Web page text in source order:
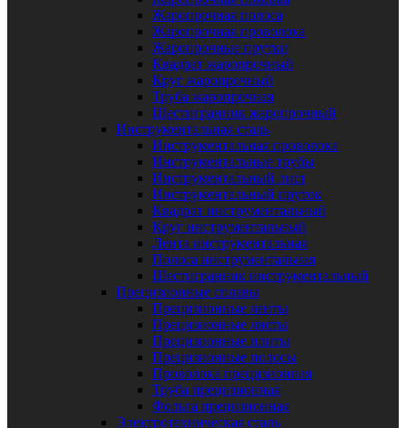
Жаропрочная полоса
Жаропрочная проволока
Жаропрочные прутки
Квадрат жаропрочный
Круг жаропрочный
Труба жаропрочная
Шестигранник жаропрочный
Инструментальная сталь
Инструментальная проволока
Инструментальные трубы
Инструментальный лист
Инструментальный пруток
Квадрат инструментальный
Круг инструментальный
Лента инструментальная
Полоса инструментальная
Шестигранник инструментальный
Прецизионные сплавы
Прецизионные ленты
Прецизионные листы
Прецизионные плиты
Прецизионные полосы
Проволока прецизионная
Труба прецизионная
Фольга прецизионная
Электротехническая сталь